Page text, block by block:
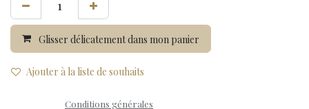
Glisser délicatement dans mon panier
Ajouter à la liste de souhaits
Conditions générales